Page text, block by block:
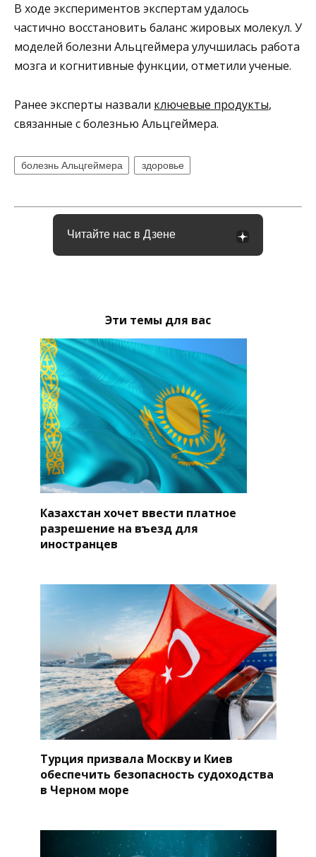
В ходе экспериментов экспертам удалось
частично восстановить баланс жировых молекул. У
моделей болезни Альцгеймера улучшилась работа
мозга и когнитивные функции, отметили ученые.
Ранее эксперты назвали ключевые продукты,
связанные с болезнью Альцгеймера.
болезнь Альцгеймера здоровье
Читайте нас в Дзене
Эти темы для вас
Казахстан хочет ввести платное
разрешение на въезд для
иностранцев
Турция призвала Москву и Киев
обеспечить безопасность судоходства
в Черном море